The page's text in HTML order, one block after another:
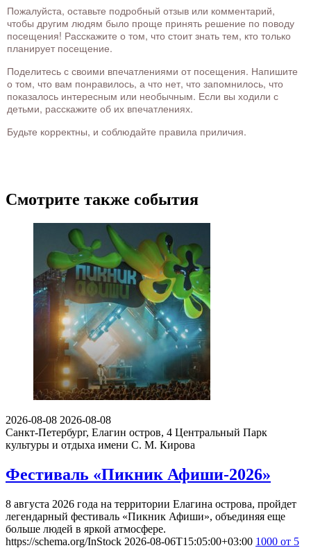
Пожалуйста, оставьте подробный отзыв или комментарий,
чтобы другим людям было проще принять решение по поводу
посещения! Расскажите о том, что стоит знать тем, кто только
планирует посещение.
Поделитесь с своими впечатлениями от посещения. Напишите
о том, что вам понравилось, а что нет, что запомнилось, что
показалось интересным или необычным. Если вы ходили с
детьми, расскажите об их впечатлениях.
Будьте корректны, и соблюдайте правила приличия.
Смотрите также события
2026-08-08 2026-08-08
Санкт-Петербург, Елагин остров, 4 Центральный Парк
культуры и отдыха имени С. М. Кирова
Фестиваль «Пикник Афиши-2026»
8 августа 2026 года на территории Елагина острова, пройдет
легендарный фестиваль «Пикник Афиши», объединяя еще
больше людей в яркой атмосфере.
https://schema.org/InStock 2026-08-06T15:05:00+03:00 1000 от 5